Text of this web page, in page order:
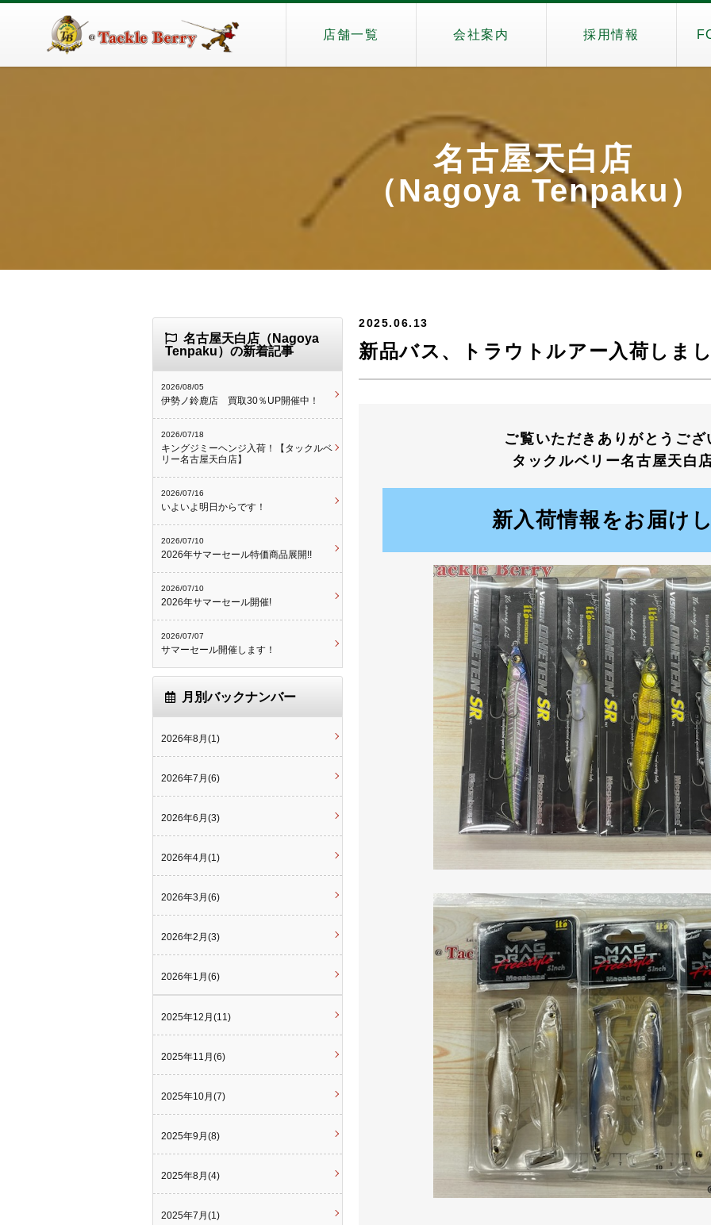
店舗一覧 会社案内 採用情報
名古屋天白店
（Nagoya Tenpaku）
2025.06.13
新品バス、トラウトルアー入荷しま
ご覧いただきありがとうござ
タックルベリー名古屋天白
新入荷情報をお届け
名古屋天白店（Nagoya
Tenpaku）の新着記事
2026/08/05
伊勢ノ鈴鹿店 買取30％UP開催中！
2026/07/18
キングジミーヘンジ入荷！【タックルベ
リー名古屋天白店】
2026/07/16
いよいよ明日からです！
2026/07/10
2026年サマーセール特価商品展開!!
2026/07/10
2026年サマーセール開催!
2026/07/07
サマーセール開催します！
月別バックナンバー
2026年8月(1)
2026年7月(6)
2026年6月(3)
2026年4月(1)
2026年3月(6)
2026年2月(3)
2026年1月(6)
2025年12月(11)
2025年11月(6)
2025年10月(7)
2025年9月(8)
2025年8月(4)
2025年7月(1)